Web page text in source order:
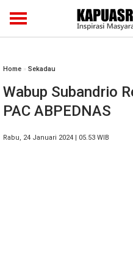
Home » Sekadau
Wabup Subandrio
PAC ABPEDNAS
Rabu, 24 Januari 2024 | 05.53 WIB